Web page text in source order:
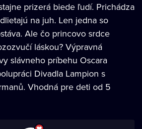
prizerá biede ľudí. Prichádza
na juh. Len jedna so
Ale čo princovo srdce
láskou? Výpravná
slávneho príbehu Oscara
Divadla Lampion s
Vhodná pre deti od 5